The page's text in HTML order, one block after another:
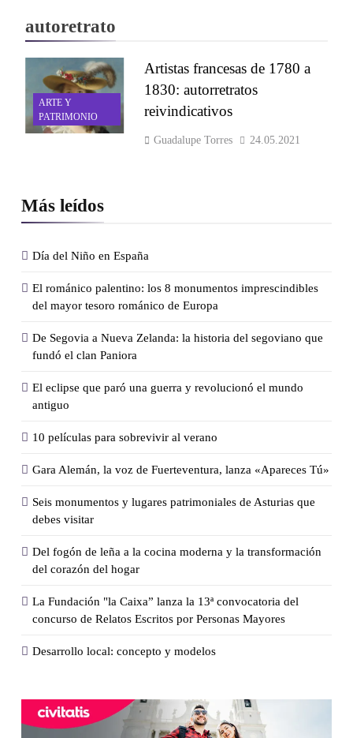
Más leídos
Día del Niño en España
El románico palentino: los 8 monumentos imprescindibles
del mayor tesoro románico de Europa
De Segovia a Nueva Zelanda: la historia del segoviano que
fundó el clan Paniora
El eclipse que paró una guerra y revolucionó el mundo
antiguo
10 películas para sobrevivir al verano
Gara Alemán, la voz de Fuerteventura, lanza «Apareces Tú»
Seis monumentos y lugares patrimoniales de Asturias que
debes visitar
Del fogón de leña a la cocina moderna y la transformación
del corazón del hogar
La Fundación "la Caixa” lanza la 13ª convocatoria del
concurso de Relatos Escritos por Personas Mayores
Desarrollo local: concepto y modelos
autoretrato
ARTE Y
PATRIMONIO
Artistas francesas de 1780 a
1830: autorretratos
reivindicativos
Guadalupe Torres 24.05.2021